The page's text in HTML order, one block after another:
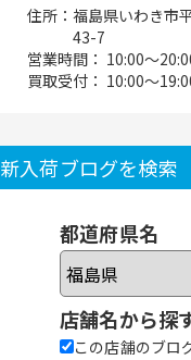
住所：福島県いわき市
43-7
営業時間： 10:00～
買取受付： 10:00～
新入荷ブログを検索
都道府県名
店舗名から探
この店舗のブロ